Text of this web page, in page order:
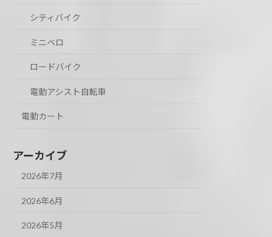
シティバイク
ミニベロ
ロードバイク
電動アシスト自転車
電動カート
アーカイブ
2026年7月
2026年6月
2026年5月